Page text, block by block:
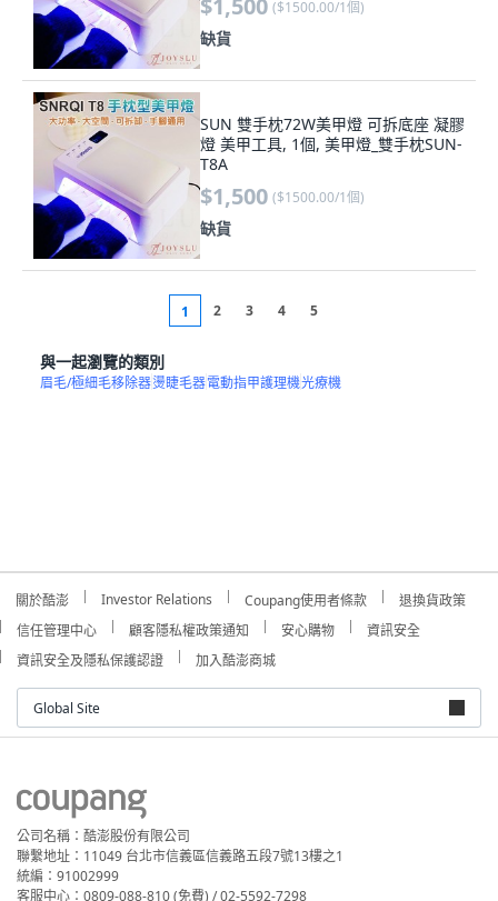
$1,500 ($1500.00/1個)
缺貨
SUN 雙手枕72W美甲燈 可拆底座 凝膠
燈 美甲工具, 1個, 美甲燈_雙手枕SUN-
T8A
$1,500 ($1500.00/1個)
缺貨
1 2 3 4 5
與一起瀏覽的類別
眉毛/極細毛移除器燙睫毛器電動指甲護理機光療機
關於酷澎 Investor Relations Coupang使用者條款
退換貨政策
信任管理中心
顧客隱私權政策通知 安心購物
資訊安全
資訊安全及隱私保護認證
加入酷澎商城
Global Site
公司名稱：酷澎股份有限公司
聯繫地址：11049 台北市信義區信義路五段7號13樓之1
統編：91002999
客服中心：0809-088-810 (免費) / 02-5592-7298